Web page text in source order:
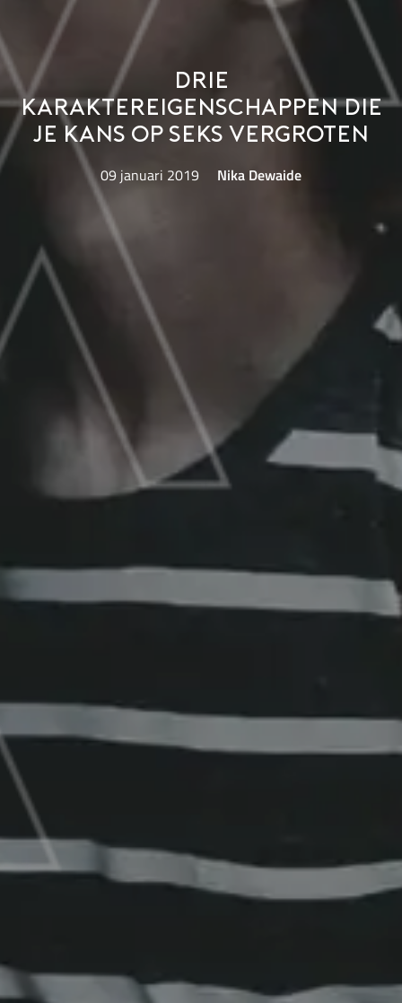
Drie
karaktereigenschappen die
je kans op seks vergroten
09 januari 2019 Nika Dewaide